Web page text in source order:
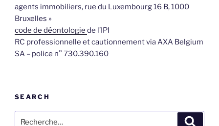
agents immobiliers, rue du Luxembourg 16 B, 1000
Bruxelles »
code de déontologie de l’IPI
RC professionnelle et cautionnement via AXA Belgium
SA – police n° 730.390.160
SEARCH